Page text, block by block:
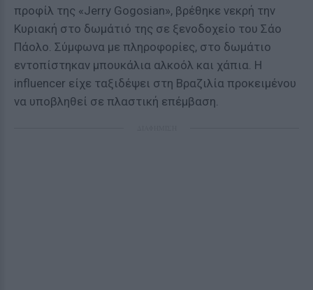
προφίλ της «Jerry Gogosian», βρέθηκε νεκρή την
Κυριακή στο δωμάτιό της σε ξενοδοχείο του Σάο
Πάολο. Σύμφωνα με πληροφορίες, στο δωμάτιο
εντοπίστηκαν μπουκάλια αλκοόλ και χάπια. Η
influencer είχε ταξιδέψει στη Βραζιλία προκειμένου
να υποβληθεί σε πλαστική επέμβαση.